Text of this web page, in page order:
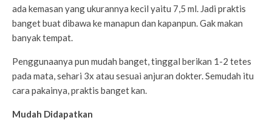
ada kemasan yang ukurannya kecil yaitu 7,5 ml. Jadi praktis
banget buat dibawa ke manapun dan kapanpun. Gak makan
banyak tempat.
Penggunaanya pun mudah banget, tinggal berikan 1-2 tetes
pada mata, sehari 3x atau sesuai anjuran dokter. Semudah itu
cara pakainya, praktis banget kan.
Mudah Didapatkan